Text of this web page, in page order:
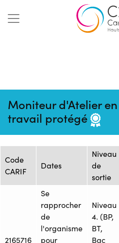
au
Moniteur d'Atelier
travail protégé
17/09/2025
1504817
Session de formation
Code
CARIF
Dates
Niveau
de
sortie
2165716
Se
rapprocher
de
l'organisme
pour
Niveau
4. (BP,
BT,
Bac